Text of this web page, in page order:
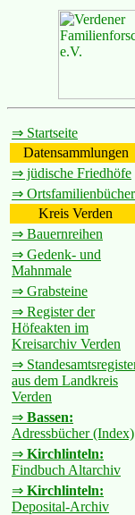
⇒ Startseite
Datensammlungen
⇒ jüdische Friedhöfe
⇒ Ortsfamilienbücher
Kreis Verden
⇒ Bauernreihen
⇒ Gedenk- und
Mahnmale
⇒ Grabsteine
⇒ Register der
Höfeakten im
Kreisarchiv Verden
⇒
aus dem Landkreis
Verden
⇒ Bassen:
Adressbücher (Index)
⇒ Kirchlinteln:
Findbuch Altarchiv
⇒ Kirchlinteln:
Deposital-Archiv